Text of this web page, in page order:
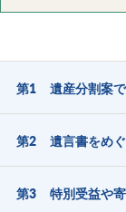
第1 遺産分割案で
第2 遺言書をめぐ
第3 特別受益や寄